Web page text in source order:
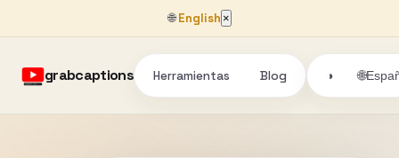
🌐English ×
grabcaptions Herramientas Blog ◑ 🌐